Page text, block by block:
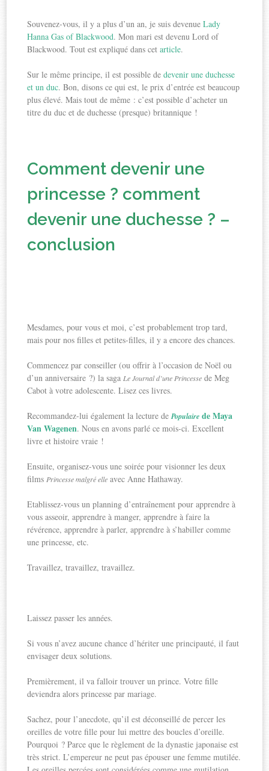
Souvenez-vous, il y a plus d’un an, je suis devenueLady
Hanna Gas of Blackwood. Mon mari est devenu Lord of
Blackwood. Tout est expliqué dans cetarticle.
Sur le même principe, il est possible dedevenir une duchesse
et un duc. Bon, disons ce qui est, le prix d’entrée est beaucoup
plus élevé. Mais tout de même : c’est possible d’acheter un
titre du duc et de duchesse (presque) britannique !
Comment devenir une
princesse ? comment
devenir une duchesse ? –
conclusion
Mesdames, pour vous et moi, c’est probablement trop tard,
mais pour nos filles et petites-filles, il y a encore des chances.
Commencez par conseiller (ou offrir à l’occasion de Noël ou
d’un anniversaire ?) la saga Le Journal d’une Princesse de Meg
Cabot à votre adolescente. Lisez ces livres.
Recommandez-lui également la lecture de Populaire de Maya
Van Wagenen. Nous en avons parlé ce mois-ci. Excellent
livre et histoire vraie !
Ensuite, organisez-vous une soirée pour visionner les deux
films Princesse malgré elle avec Anne Hathaway.
Etablissez-vous un planning d’entraînement pour apprendre à
vous asseoir, apprendre à manger, apprendre à faire la
révérence, apprendre à parler, apprendre à s’habiller comme
une princesse, etc.
Travaillez, travaillez, travaillez.
Laissez passer les années.
Si vous n’avez aucune chance d’hériter une principauté, il faut
envisager deux solutions.
Premièrement, il va falloir trouver un prince. Votre fille
deviendra alors princesse par mariage.
Sachez, pour l’anecdote, qu’il est déconseillé de percer les
oreilles de votre fille pour lui mettre des boucles d’oreille.
Pourquoi ? Parce que le règlement de la dynastie japonaise est
très strict. L’empereur ne peut pas épouser une femme mutilée.